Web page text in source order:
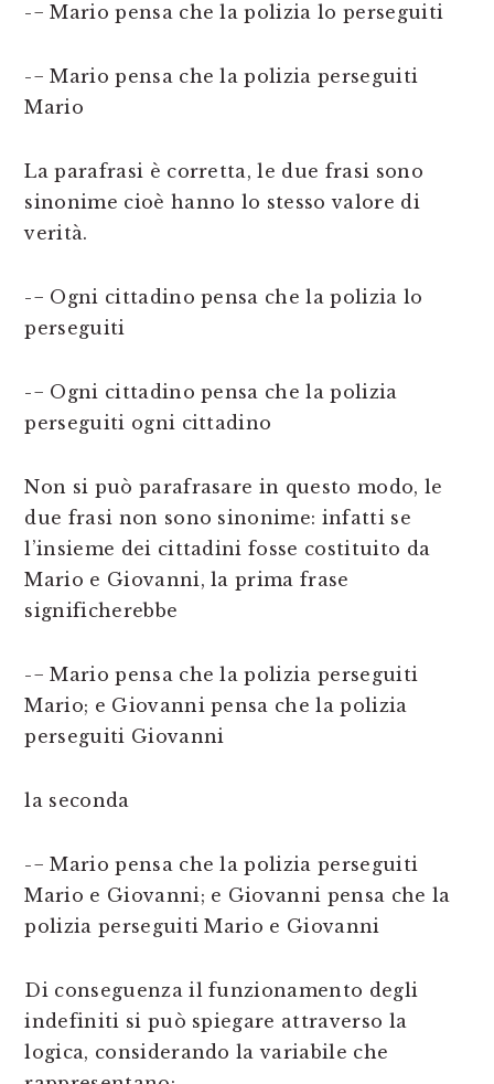
-− Mario pensa che la polizia lo perseguiti
-− Mario pensa che la polizia perseguiti
Mario
La parafrasi è corretta, le due frasi sono
sinonime cioè hanno lo stesso valore di
verità.
-− Ogni cittadino pensa che la polizia lo
perseguiti
-− Ogni cittadino pensa che la polizia
perseguiti ogni cittadino
Non si può parafrasare in questo modo, le
due frasi non sono sinonime: infatti se
l’insieme dei cittadini fosse costituito da
Mario e Giovanni, la prima frase
significherebbe
-− Mario pensa che la polizia perseguiti
Mario; e Giovanni pensa che la polizia
perseguiti Giovanni
la seconda
-− Mario pensa che la polizia perseguiti
Mario e Giovanni; e Giovanni pensa che la
polizia perseguiti Mario e Giovanni
Di conseguenza il funzionamento degli
indefiniti si può spiegare attraverso la
logica, considerando la variabile che